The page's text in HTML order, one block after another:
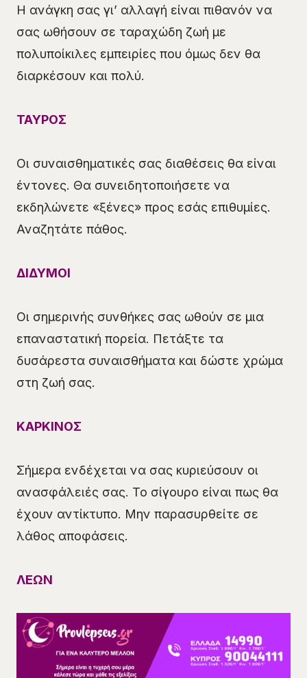
Η ανάγκη σας γι’ αλλαγή είναι πιθανόν να
σας ωθήσουν σε ταραχώδη ζωή με
πολυποίκιλες εμπειρίες που όμως δεν θα
διαρκέσουν και πολύ.
ΤΑΥΡΟΣ
Οι συναισθηματικές σας διαθέσεις θα είναι
έντονες. Θα συνειδητοποιήσετε να
εκδηλώνετε «ξένες» προς εσάς επιθυμίες.
Αναζητάτε πάθος.
ΔΙΔΥΜΟΙ
Οι σημερινής συνθήκες σας ωθούν σε μια
επαναστατική πορεία. Πετάξτε τα
δυσάρεστα συναισθήματα και δώστε χρώμα
στη ζωή σας.
ΚΑΡΚΙΝΟΣ
Σήμερα ενδέχεται να σας κυριεύσουν οι
ανασφάλειές σας. Το σίγουρο είναι πως θα
έχουν αντίκτυπο. Μην παρασυρθείτε σε
λάθος αποφάσεις.
ΛΕΩΝ